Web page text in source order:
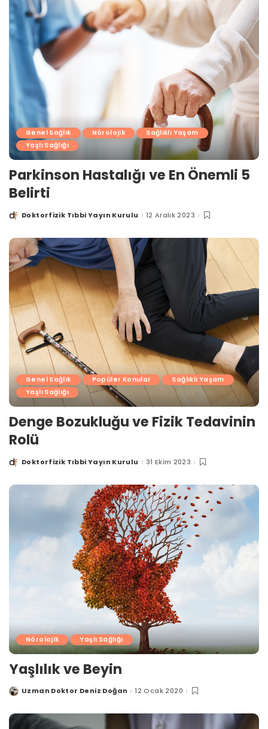
Genel Sağlık Nörolojik
Sağlıklı Yaşam
Yaşlı Sağlığı
Parkinson Hastalığı ve En Önemli 5
Belirti
PostedDoktorfizik Tıbbi Yayın Kurulu 12 Aralık 2023
Genel Sağlık Popüler Konular
Sağlıklı Yaşam
Yaşlı Sağlığı
Denge Bozukluğu ve Fizik Tedavinin
Rolü
PostedDoktorfizik Tıbbi Yayın Kurulu 31 Ekim 2023
Nörolojik Yaşlı Sağlığı
Yaşlılık ve Beyin
PostedUzman Doktor Deniz Doğan 12 Ocak 2020